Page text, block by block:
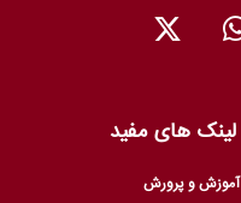
W
h
s
a
p
X
-
i
t
t
لینک های مفید
آموزش و پرورش